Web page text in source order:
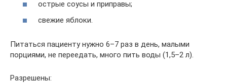
острые соусы и приправы;
свежие яблоки.
Питаться пациенту нужно 6–7 раз в день, малыми
порциями, не переедать, много пить воды (1,5–2 л).
Разрешены: